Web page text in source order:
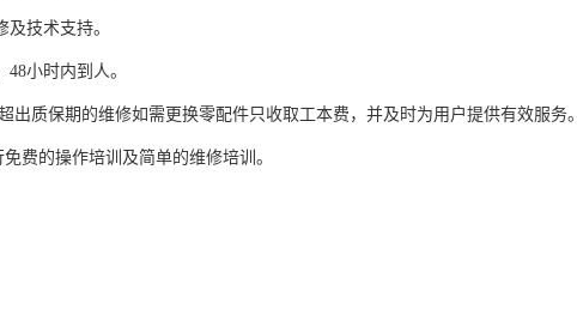
技术支持。
小时内到人。
质保期的维修如需更换零配件只收取工本费，并及时为用户提供有效服务。
费的操作培训及简单的维修培训。